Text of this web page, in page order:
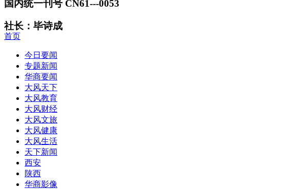
国内统一刊号 CN61---0053
社长：毕诗成
首页
今日要闻
专题新闻
华商要闻
大风天下
大风教育
大风财经
大风文旅
大风健康
大风生活
天下新闻
西安
陕西
华商影像